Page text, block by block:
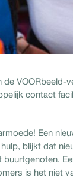
VOORbeeld-
contact
Een
blijkt dat
is het niet